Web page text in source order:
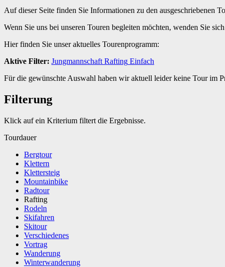
Auf dieser Seite finden Sie Informationen zu den ausgeschriebenen
Wenn Sie uns bei unseren Touren begleiten möchten, wenden Sie
Hier finden Sie unser aktuelles Tourenprogramm:
Aktive Filter: Jungmannschaft Rafting Einfach
Für die gewünschte Auswahl haben wir aktuell leider keine Tour im
Filterung
Klick auf ein Kriterium filtert die Ergebnisse.
Tourdauer
Bergtour
Klettern
Klettersteig
Mountainbike
Radtour
Rafting
Rodeln
Skifahren
Skitour
Verschiedenes
Vortrag
Wanderung
Winterwanderung